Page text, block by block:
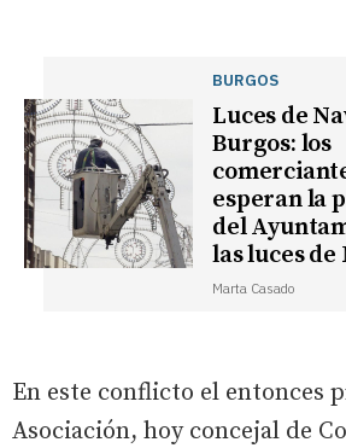
BURGOS
Luces de
Burgos: los
esperan la
del
las luces de
Marta Casado
En este conflicto el entonces
Asociación, hoy concejal de